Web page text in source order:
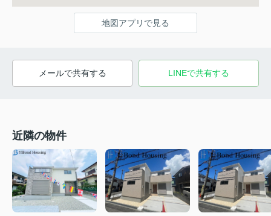
地図アプリで見る
メールで共有する LINEで共有する
近隣の物件